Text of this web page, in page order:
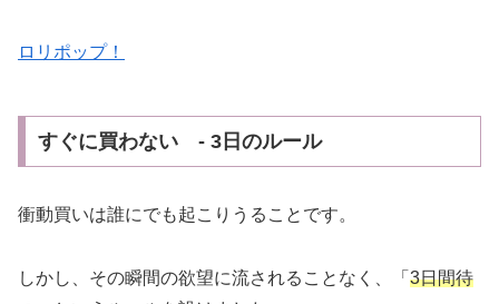
ロリポップ！
すぐに買わない - 3日のルール
衝動買いは誰にでも起こりうることです。
しかし、その瞬間の欲望に流されることなく、「 3日間待